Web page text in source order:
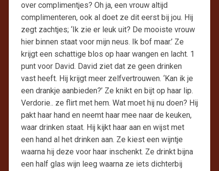
over complimentjes? Oh ja, een vrouw altijd
complimenteren, ook al doet ze dit eerst bij jou. Hij
zegt zachtjes; ‘Ik zie er leuk uit? De mooiste vrouw
hier binnen staat voor mijn neus. Ik bof maar.’ Ze
krijgt een schattige blos op haar wangen en lacht. 1
punt voor David. David ziet dat ze geen drinken
vast heeft. Hij krijgt meer zelfvertrouwen. ‘Kan ik je
een drankje aanbieden?’ Ze knikt en bijt op haar lip.
Verdorie.. ze flirt met hem. Wat moet hij nu doen? Hij
pakt haar hand en neemt haar mee naar de keuken,
waar drinken staat. Hij kijkt haar aan en wijst met
een hand al het drinken aan. Ze kiest een wijntje
waarna hij deze voor haar inschenkt. Ze drinkt bijna
een half glas wijn leeg waarna ze iets dichterbij